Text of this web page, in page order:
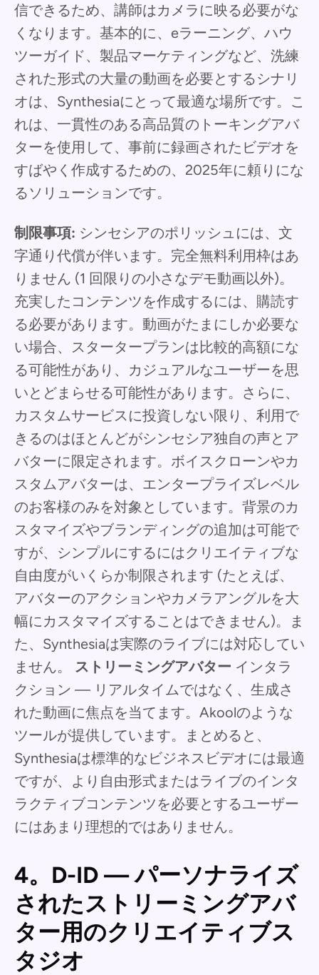
信できるため、講師はカメラに映る必要がな
くなります。基本的に、eラーニング、ハウ
ツーガイド、製品マーケティングなど、洗練
された形式の大量の動画を必要とするシナリ
オは、Synthesiaにとって最適な場所です。こ
れは、一貫性のある高品質のトーキングアバ
ターを使用して、事前に録画されたビデオを
すばやく作成するための、2025年に頼りにな
るソリューションです。
制限事項: シンセシアのポリッシュには、文
字通り代償が伴います。完全無料利用枠はあ
りません (1 回限りの小さなデモ動画以外)。
充実したコンテンツを作成するには、購読す
る必要があります。動画がたまにしか必要な
い場合、スタータープランは比較的高額にな
る可能性があり、カジュアルなユーザーを思
いとどまらせる可能性があります。さらに、
カスタムサービスに投資しない限り、利用で
きるのはほとんどがシンセシア独自の声とア
バターに限定されます。ボイスクローンやカ
スタムアバターは、エンタープライズレベル
のお客様のみを対象としています。背景のカ
スタマイズやブランディングの追加は可能で
すが、シンプルにするにはクリエイティブな
自由度がいくらか制限されます (たとえば、
アバターのアクションやカメラアングルを大
幅にカスタマイズすることはできません)。ま
た、Synthesiaは実際のライブには対応してい
ません。 ストリーミングアバター インタラ
クション — リアルタイムではなく、生成さ
れた動画に焦点を当てます。Akoolのような
ツールが提供しています。まとめると、
Synthesiaは標準的なビジネスビデオには最適
ですが、より自由形式またはライブのインタ
ラクティブコンテンツを必要とするユーザー
にはあまり理想的ではありません。
4。D-ID — パーソナライズ
されたストリーミングアバ
ター用のクリエイティブス
タジオ